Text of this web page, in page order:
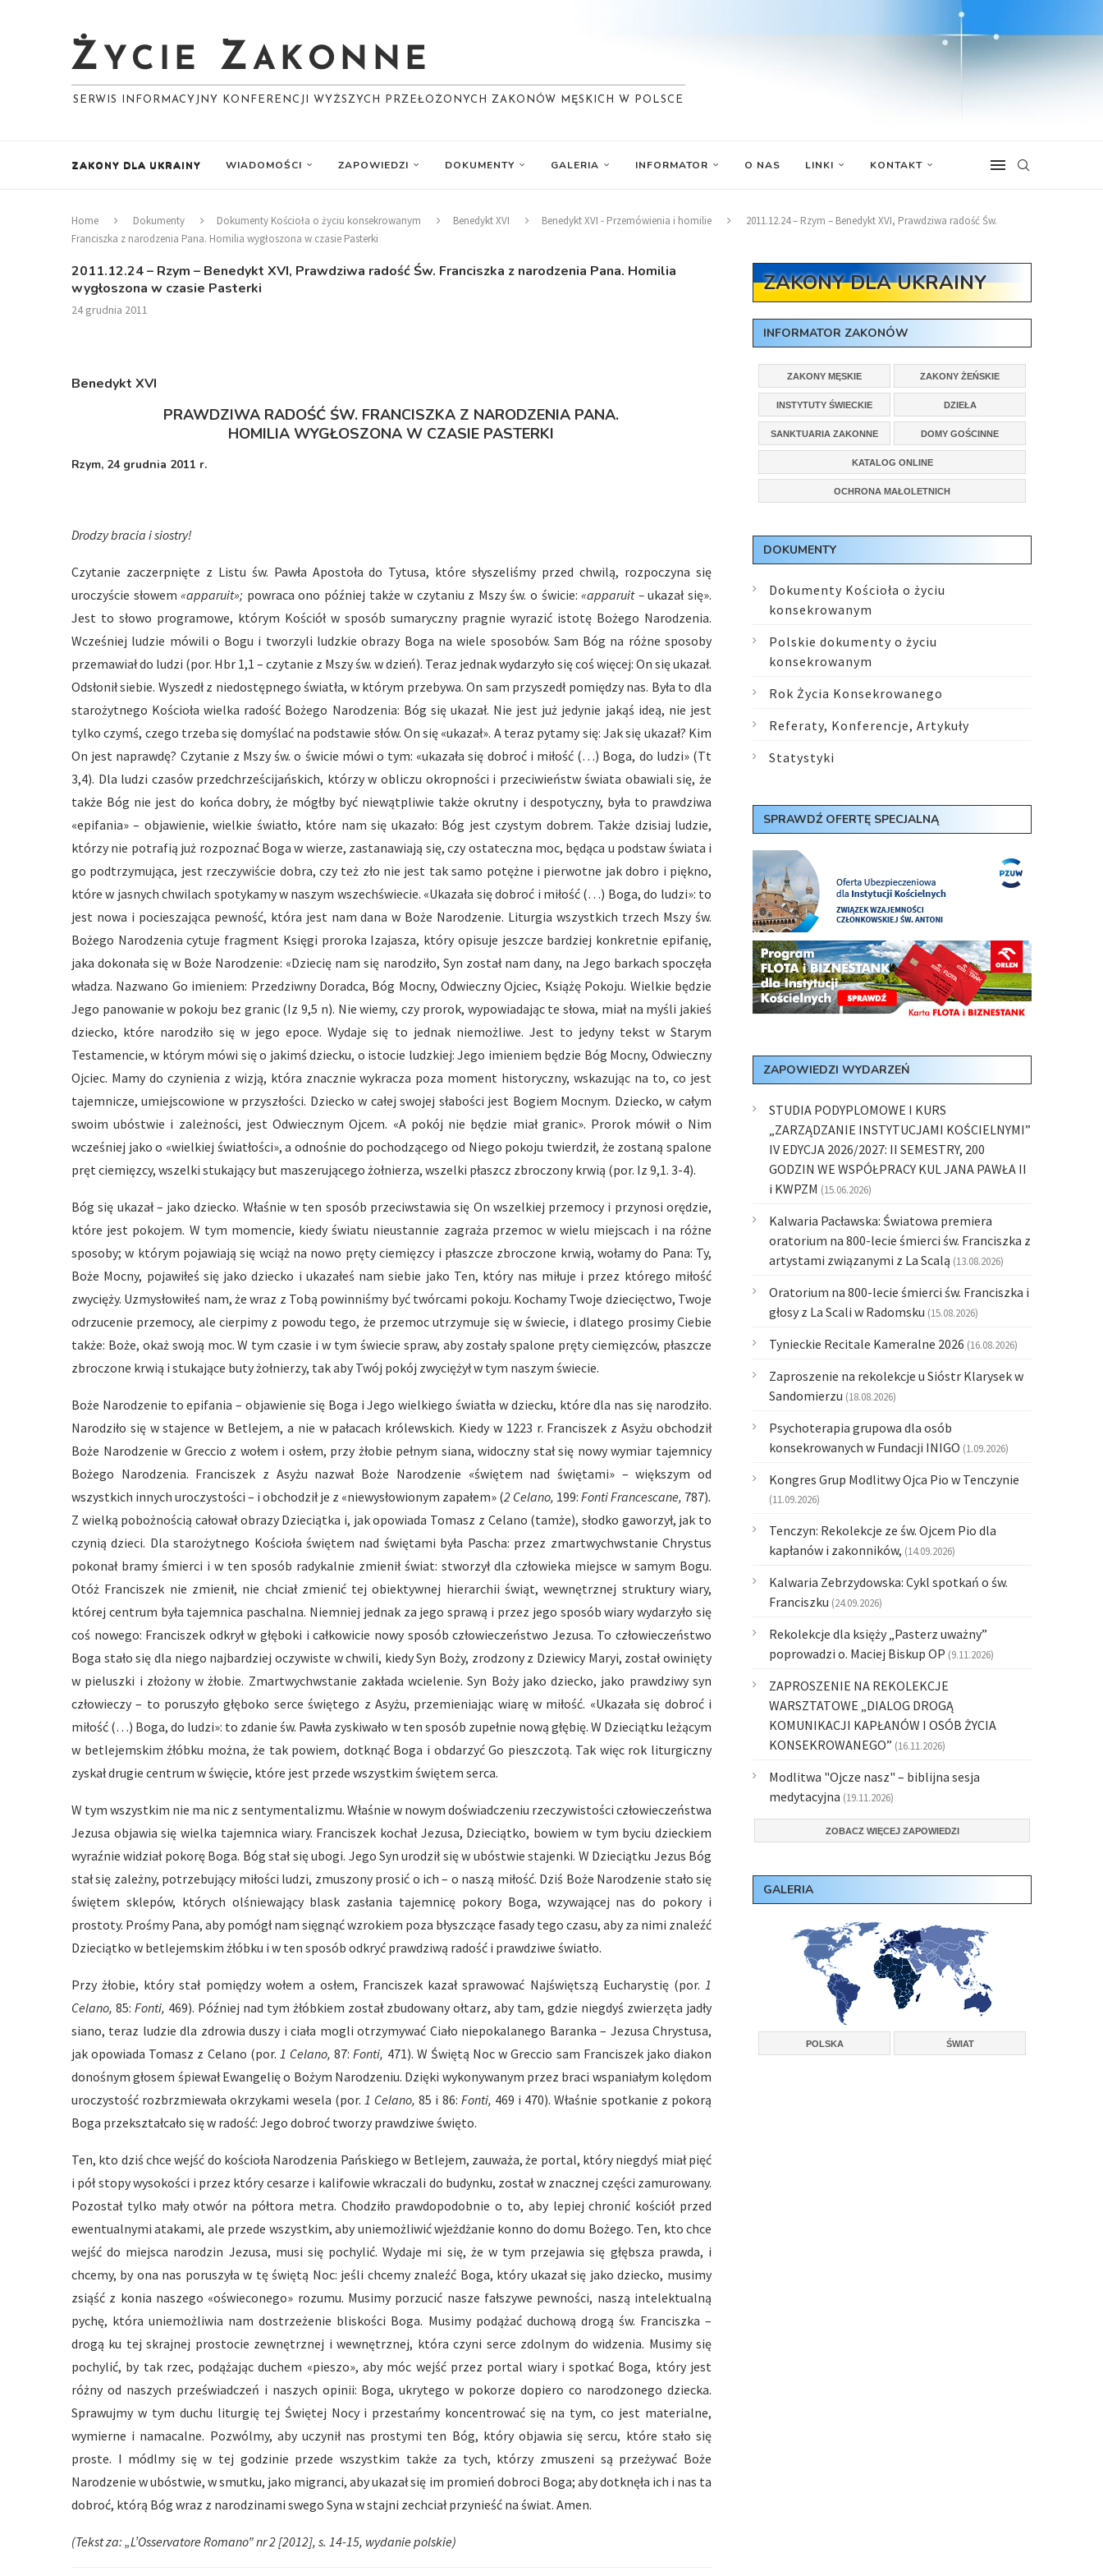
SERWIS INFORMACYJNY KONFERENCJI WYŻSZYCH PRZEŁOŻONYCH ZAKONÓW MĘSKICH W POLSCE
ZAKONY DLA UKRAINY WIADOMOŚCI ZAPOWIEDZI DOKUMENTY GALERIA INFORMATOR O NAS LINKI KONTAKT
Home Dokumenty Dokumenty Kościoła o życiu konsekrowanym Benedykt XVI Benedykt XVI - Przemówienia i homilie
2011.12.24 – Rzym – Benedykt XVI, Prawdziwa radość Św.
Franciszka z narodzenia Pana. Homilia wygłoszona w czasie Pasterki
2011.12.24 – Rzym – Benedykt XVI, Prawdziwa radość Św. Franciszka z narodzenia Pana. Homilia
wygłoszona w czasie Pasterki
24 grudnia 2011
Benedykt XVI
PRAWDZIWA RADOŚĆ ŚW. FRANCISZKA Z NARODZENIA PANA.
HOMILIA WYGŁOSZONA W CZASIE PASTERKI
Rzym, 24 grudnia 2011 r.
Drodzy bracia i siostry!
Czytanie zaczerpnięte z Listu św. Pawła Apostoła do Tytusa, które słyszeliśmy przed chwilą, rozpoczyna się
uroczyście słowem«apparuit»; powraca ono później także w czytaniu z Mszy św. o świcie:«apparuit –ukazał się».
Jest to słowo programowe, którym Kościół w sposób sumaryczny pragnie wyrazić istotę Bożego Narodzenia.
Wcześniej ludzie mówili o Bogu i tworzyli ludzkie obrazy Boga na wiele sposobów. Sam Bóg na różne sposoby
przemawiał do ludzi (por. Hbr 1,1 – czytanie z Mszy św. w dzień). Teraz jednak wydarzyło się coś więcej: On się ukazał.
Odsłonił siebie. Wyszedł z niedostępnego światła, w którym przebywa. On sam przyszedł pomiędzy nas. Była to dla
starożytnego Kościoła wielka radość Bożego Narodzenia: Bóg się ukazał. Nie jest już jedynie jakąś ideą, nie jest
tylko czymś, czego trzeba się domyślać na podstawie słów. On się «ukazał». A teraz pytamy się: Jak się ukazał? Kim
On jest naprawdę? Czytanie z Mszy św. o świcie mówi o tym: «ukazała się dobroć i miłość (…) Boga, do ludzi» (Tt
3,4). Dla ludzi czasów przedchrześcijańskich, którzy w obliczu okropności i przeciwieństw świata obawiali się, że
także Bóg nie jest do końca dobry, że mógłby być niewątpliwie także okrutny i despotyczny, była to prawdziwa
«epifania» – objawienie, wielkie światło, które nam się ukazało: Bóg jest czystym dobrem. Także dzisiaj ludzie,
którzy nie potrafią już rozpoznać Boga w wierze, zastanawiają się, czy ostateczna moc, będąca u podstaw świata i
go podtrzymująca, jest rzeczywiście dobra, czy też zło nie jest tak samo potężne i pierwotne jak dobro i piękno,
które w jasnych chwilach spotykamy w naszym wszechświecie. «Ukazała się dobroć i miłość (…) Boga, do ludzi»: to
jest nowa i pocieszająca pewność, która jest nam dana w Boże Narodzenie. Liturgia wszystkich trzech Mszy św.
Bożego Narodzenia cytuje fragment Księgi proroka Izajasza, który opisuje jeszcze bardziej konkretnie epifanię,
jaka dokonała się w Boże Narodzenie: «Dziecię nam się narodziło, Syn został nam dany, na Jego barkach spoczęła
władza. Nazwano Go imieniem: Przedziwny Doradca, Bóg Mocny, Odwieczny Ojciec, Książę Pokoju. Wielkie będzie
Jego panowanie w pokoju bez granic (Iz 9,5 n). Nie wiemy, czy prorok, wypowiadając te słowa, miał na myśli jakieś
dziecko, które narodziło się w jego epoce. Wydaje się to jednak niemożliwe. Jest to jedyny tekst w Starym
Testamencie, w którym mówi się o jakimś dziecku, o istocie ludzkiej: Jego imieniem będzie Bóg Mocny, Odwieczny
Ojciec. Mamy do czynienia z wizją, która znacznie wykracza poza moment historyczny, wskazując na to, co jest
tajemnicze, umiejscowione w przyszłości. Dziecko w całej swojej słabości jest Bogiem Mocnym. Dziecko, w całym
swoim ubóstwie i zależności, jest Odwiecznym Ojcem. «A pokój nie będzie miał granic». Prorok mówił o Nim
wcześniej jako o «wielkiej światłości», a odnośnie do pochodzącego od Niego pokoju twierdził, że zostaną spalone
pręt ciemięzcy, wszelki stukający but maszerującego żołnierza, wszelki płaszcz zbroczony krwią (por. Iz 9,1. 3-4).
Bóg się ukazał – jako dziecko. Właśnie w ten sposób przeciwstawia się On wszelkiej przemocy i przynosi orędzie,
które jest pokojem. W tym momencie, kiedy światu nieustannie zagraża przemoc w wielu miejscach i na różne
sposoby; w którym pojawiają się wciąż na nowo pręty ciemięzcy i płaszcze zbroczone krwią, wołamy do Pana: Ty,
Boże Mocny, pojawiłeś się jako dziecko i ukazałeś nam siebie jako Ten, który nas miłuje i przez którego miłość
zwycięży. Uzmysłowiłeś nam, że wraz z Tobą powinniśmy być twórcami pokoju. Kochamy Twoje dziecięctwo, Twoje
odrzucenie przemocy, ale cierpimy z powodu tego, że przemoc utrzymuje się w świecie, i dlatego prosimy Ciebie
także: Boże, okaż swoją moc. W tym czasie i w tym świecie spraw, aby zostały spalone pręty ciemięzców, płaszcze
zbroczone krwią i stukające buty żołnierzy, tak aby Twój pokój zwyciężył w tym naszym świecie.
Boże Narodzenie to epifania – objawienie się Boga i Jego wielkiego światła w dziecku, które dla nas się narodziło.
Narodziło się w stajence w Betlejem, a nie w pałacach królewskich. Kiedy w 1223 r. Franciszek z Asyżu obchodził
Boże Narodzenie w Greccio z wołem i osłem, przy żłobie pełnym siana, widoczny stał się nowy wymiar tajemnicy
Bożego Narodzenia. Franciszek z Asyżu nazwał Boże Narodzenie «świętem nad świętami» – większym od
wszystkich innych uroczystości – i obchodził je z «niewysłowionym zapałem» (2 Celano, 199: Fonti Francescane, 787).
Z wielką pobożnością całował obrazy Dzieciątka i, jak opowiada Tomasz z Celano (tamże), słodko gaworzył, jak to
czynią dzieci. Dla starożytnego Kościoła świętem nad świętami była Pascha: przez zmartwychwstanie Chrystus
pokonał bramy śmierci i w ten sposób radykalnie zmienił świat: stworzył dla człowieka miejsce w samym Bogu.
Otóż Franciszek nie zmienił, nie chciał zmienić tej obiektywnej hierarchii świąt, wewnętrznej struktury wiary,
której centrum była tajemnica paschalna. Niemniej jednak za jego sprawą i przez jego sposób wiary wydarzyło się
coś nowego: Franciszek odkrył w głęboki i całkowicie nowy sposób człowieczeństwo Jezusa. To człowieczeństwo
Boga stało się dla niego najbardziej oczywiste w chwili, kiedy Syn Boży, zrodzony z Dziewicy Maryi, został owinięty
w pieluszki i złożony w żłobie. Zmartwychwstanie zakłada wcielenie. Syn Boży jako dziecko, jako prawdziwy syn
człowieczy – to poruszyło głęboko serce świętego z Asyżu, przemieniając wiarę w miłość. «Ukazała się dobroć i
miłość (…) Boga, do ludzi»: to zdanie św. Pawła zyskiwało w ten sposób zupełnie nową głębię. W Dzieciątku leżącym
w betlejemskim żłóbku można, że tak powiem, dotknąć Boga i obdarzyć Go pieszczotą. Tak więc rok liturgiczny
zyskał drugie centrum w święcie, które jest przede wszystkim świętem serca.
W tym wszystkim nie ma nic z sentymentalizmu. Właśnie w nowym doświadczeniu rzeczywistości człowieczeństwa
Jezusa objawia się wielka tajemnica wiary. Franciszek kochał Jezusa, Dzieciątko, bowiem w tym byciu dzieckiem
wyraźnie widział pokorę Boga. Bóg stał się ubogi. Jego Syn urodził się w ubóstwie stajenki. W Dzieciątku Jezus Bóg
stał się zależny, potrzebujący miłości ludzi, zmuszony prosić o ich – o naszą miłość. Dziś Boże Narodzenie stało się
świętem sklepów, których olśniewający blask zasłania tajemnicę pokory Boga, wzywającej nas do pokory i
prostoty. Prośmy Pana, aby pomógł nam sięgnąć wzrokiem poza błyszczące fasady tego czasu, aby za nimi znaleźć
Dzieciątko w betlejemskim żłóbku i w ten sposób odkryć prawdziwą radość i prawdziwe światło.
Przy żłobie, który stał pomiędzy wołem a osłem, Franciszek kazał sprawować Najświętszą Eucharystię (por. 1
Celano, 85: Fonti, 469). Później nad tym żłóbkiem został zbudowany ołtarz, aby tam, gdzie niegdyś zwierzęta jadły
siano, teraz ludzie dla zdrowia duszy i ciała mogli otrzymywać Ciało niepokalanego Baranka – Jezusa Chrystusa,
jak opowiada Tomasz z Celano (por. 1 Celano, 87:Fonti, 471). W Świętą Noc w Greccio sam Franciszek jako diakon
donośnym głosem śpiewał Ewangelię o Bożym Narodzeniu. Dzięki wykonywanym przez braci wspaniałym kolędom
uroczystość rozbrzmiewała okrzykami wesela (por. 1 Celano, 85 i 86: Fonti, 469 i 470). Właśnie spotkanie z pokorą
Boga przekształcało się w radość: Jego dobroć tworzy prawdziwe święto.
Ten, kto dziś chce wejść do kościoła Narodzenia Pańskiego w Betlejem, zauważa, że portal, który niegdyś miał pięć
i pół stopy wysokości i przez który cesarze i kalifowie wkraczali do budynku, został w znacznej części zamurowany.
Pozostał tylko mały otwór na półtora metra. Chodziło prawdopodobnie o to, aby lepiej chronić kościół przed
ewentualnymi atakami, ale przede wszystkim, aby uniemożliwić wjeżdżanie konno do domu Bożego. Ten, kto chce
wejść do miejsca narodzin Jezusa, musi się pochylić. Wydaje mi się, że w tym przejawia się głębsza prawda, i
chcemy, by ona nas poruszyła w tę świętą Noc: jeśli chcemy znaleźć Boga, który ukazał się jako dziecko, musimy
zsiąść z konia naszego «oświeconego» rozumu. Musimy porzucić nasze fałszywe pewności, naszą intelektualną
pychę, która uniemożliwia nam dostrzeżenie bliskości Boga. Musimy podążać duchową drogą św. Franciszka –
drogą ku tej skrajnej prostocie zewnętrznej i wewnętrznej, która czyni serce zdolnym do widzenia. Musimy się
pochylić, by tak rzec, podążając duchem «pieszo», aby móc wejść przez portal wiary i spotkać Boga, który jest
różny od naszych przeświadczeń i naszych opinii: Boga, ukrytego w pokorze dopiero co narodzonego dziecka.
Sprawujmy w tym duchu liturgię tej Świętej Nocy i przestańmy koncentrować się na tym, co jest materialne,
wymierne i namacalne. Pozwólmy, aby uczynił nas prostymi ten Bóg, który objawia się sercu, które stało się
proste. I módlmy się w tej godzinie przede wszystkim także za tych, którzy zmuszeni są przeżywać Boże
Narodzenie w ubóstwie, w smutku, jako migranci, aby ukazał się im promień dobroci Boga; aby dotknęła ich i nas ta
dobroć, którą Bóg wraz z narodzinami swego Syna w stajni zechciał przynieść na świat. Amen.
(Tekst za: „L’Osservatore Romano” nr 2 [2012], s. 14-15, wydanie polskie)
ZAKONY DLA UKRAINY
INFORMATOR ZAKONÓW
ZAKONY MĘSKIE ZAKONY ŻEŃSKIE
INSTYTUTY ŚWIECKIE DZIEŁA
SANKTUARIA ZAKONNE DOMY GOŚCINNE
KATALOG ONLINE
OCHRONA MAŁOLETNICH
DOKUMENTY
Dokumenty Kościoła o życiu
konsekrowanym
Polskie dokumenty o życiu
konsekrowanym
Rok Życia Konsekrowanego
Referaty, Konferencje, Artykuły
Statystyki
SPRAWDŹ OFERTĘ SPECJALNĄ
ZAPOWIEDZI WYDARZEŃ
STUDIA PODYPLOMOWE I KURS
„ZARZĄDZANIE INSTYTUCJAMI KOŚCIELNYMI”
IV EDYCJA 2026/2027: II SEMESTRY, 200
GODZIN WE WSPÓŁPRACY KUL JANA PAWŁA II
i KWPZM (15.06.2026)
Kalwaria Pacławska: Światowa premiera
oratorium na 800-lecie śmierci św. Franciszka z
artystami związanymi z La Scalą (13.08.2026)
Oratorium na 800-lecie śmierci św. Franciszka i
głosy z La Scali w Radomsku (15.08.2026)
Tynieckie Recitale Kameralne 2026 (16.08.2026)
Zaproszenie na rekolekcje u Sióstr Klarysek w
Sandomierzu (18.08.2026)
Psychoterapia grupowa dla osób
konsekrowanych w Fundacji INIGO (1.09.2026)
Kongres Grup Modlitwy Ojca Pio w Tenczynie
(11.09.2026)
Tenczyn: Rekolekcje ze św. Ojcem Pio dla
kapłanów i zakonników, (14.09.2026)
Kalwaria Zebrzydowska: Cykl spotkań o św.
Franciszku (24.09.2026)
Rekolekcje dla księży „Pasterz uważny”
poprowadzi o. Maciej Biskup OP (9.11.2026)
ZAPROSZENIE NA REKOLEKCJE
WARSZTATOWE „DIALOG DROGĄ
KOMUNIKACJI KAPŁANÓW I OSÓB ŻYCIA
KONSEKROWANEGO” (16.11.2026)
Modlitwa "Ojcze nasz" – biblijna sesja
medytacyjna (19.11.2026)
ZOBACZ WIĘCEJ ZAPOWIEDZI
GALERIA
POLSKA ŚWIAT